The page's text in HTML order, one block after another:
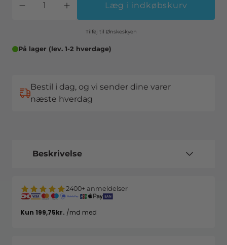
Læg i indkøbskurv
Tilføj til Ønskeskyen
På lager (lev. 1-2 hverdage)
Bestil i dag, og vi sender dine varer
næste hverdag
Beskrivelse
2400+ anmeldelser